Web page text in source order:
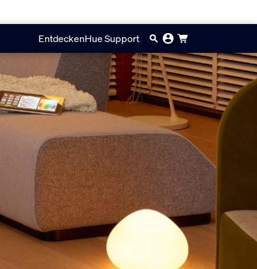
EntdeckenHue Support